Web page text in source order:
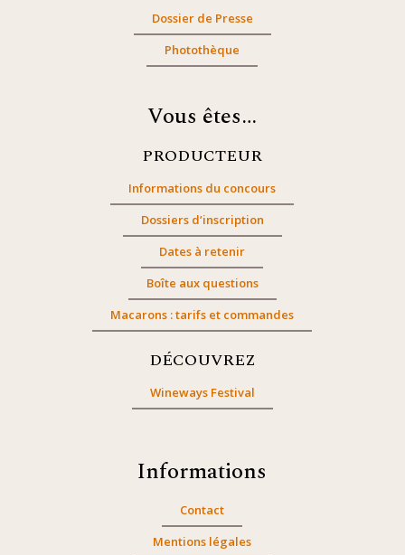
Dossier de Presse
Photothèque
Vous êtes…
PRODUCTEUR
Informations du concours
Dossiers d’inscription
Dates à retenir
Boîte aux questions
Macarons : tarifs et commandes
DÉCOUVREZ
Wineways Festival
Informations
Contact
Mentions légales